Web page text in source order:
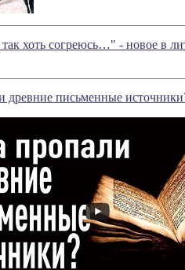
хоть согреюсь…" - новое в
древние письменные